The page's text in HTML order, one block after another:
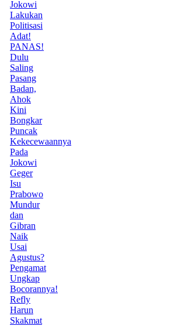
Jokowi
Lakukan
Politisasi
Adat!
PANAS!
Dulu
Saling
Pasang
Badan,
Ahok
Kini
Bongkar
Puncak
Kekecewaannya
Pada
Jokowi
Geger
Isu
Prabowo
Mundur
dan
Gibran
Naik
Usai
Agustus?
Pengamat
Ungkap
Bocorannya!
Refly
Harun
Skakmat